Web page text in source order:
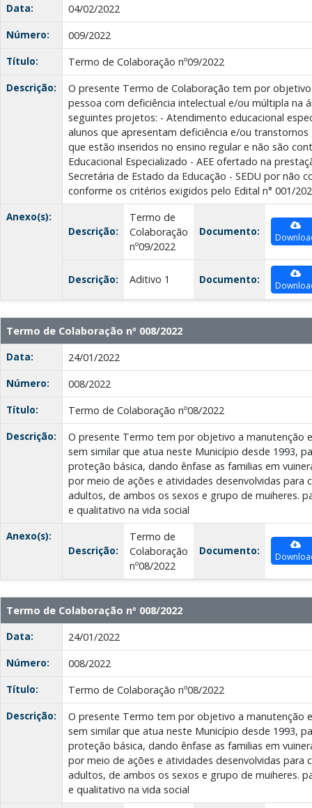
Data:
04/02/2022
Número:
009/2022
Título:
Termo de Colaboração nº09/2022
Descrição:
O presente Termo de Colaboração tem por
pessoa com deficiência intelectual e/ou múltipla na
seguintes projetos: - Atendimento educacional
alunos que apresentam deficiência e/ou
que estão inseridos no ensino regular e não são
Educacional Especializado - AEE ofertado na
Secretária de Estado da Educação - SEDU por não
conforme os critérios exigidos pelo Edital n° 001/
Anexo(s):
Descrição:
Termo de
Colaboração
nº09/2022
Documento:
Descrição: Aditivo 1 Documento:
Termo de Colaboração nº 008/2022
Data:
24/01/2022
Número:
008/2022
Título:
Termo de Colaboração nº08/2022
Descrição:
O presente Termo tem por objetivo a manutenção
sem similar que atua neste Município desde 1993,
proteção básica, dando ênfase as familias em
por meio de ações e atividades desenvolvidas para
adultos, de ambos os sexos e grupo de muiheres.
e qualitativo na vida social
Anexo(s):
Descrição:
Termo de
Colaboração
nº08/2022
Documento:
Termo de Colaboração nº 008/2022
Data:
24/01/2022
Número:
008/2022
Título:
Termo de Colaboração nº08/2022
Descrição:
O presente Termo tem por objetivo a manutenção
sem similar que atua neste Município desde 1993,
proteção básica, dando ênfase as familias em
por meio de ações e atividades desenvolvidas para
adultos, de ambos os sexos e grupo de muiheres.
e qualitativo na vida social